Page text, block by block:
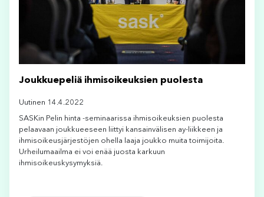
Joukkuepeliä ihmisoikeuksien puolesta
Uutinen 14.4.2022
SASKin Pelin hinta -seminaarissa ihmisoikeuksien puolesta
pelaavaan joukkueeseen liittyi kansainvälisen ay-liikkeen ja
ihmisoikeusjärjestöjen ohella laaja joukko muita toimijoita.
Urheilumaailma ei voi enää juosta karkuun
ihmisoikeuskysymyksiä.